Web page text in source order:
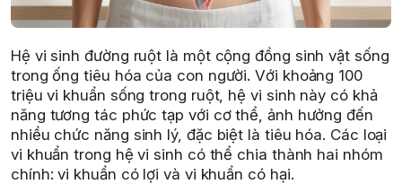
Hệ vi sinh đường ruột là một cộng đồng sinh vật sống
trong ống tiêu hóa của con người. Với khoảng 100
triệu vi khuẩn sống trong ruột, hệ vi sinh này có khả
năng tương tác phức tạp với cơ thể, ảnh hưởng đến
nhiều chức năng sinh lý, đặc biệt là tiêu hóa. Các loại
vi khuẩn trong hệ vi sinh có thể chia thành hai nhóm
chính: vi khuẩn có lợi và vi khuẩn có hại.